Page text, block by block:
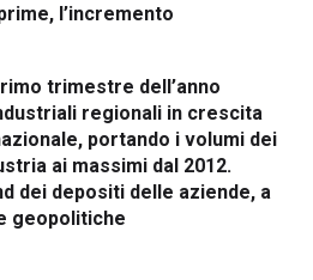
l’incremento
trimestre dell’anno
regionali in crescita
portando i volumi dei
ai massimi dal 2012.
dei depositi delle aziende, a
geopolitiche